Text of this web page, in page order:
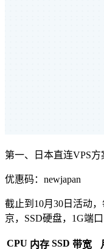
第一、日本直连VPS方
优惠码： newjapan
截止到10月30日活动
京，SSD硬盘，1G端
CPU 内存 SSD 带宽